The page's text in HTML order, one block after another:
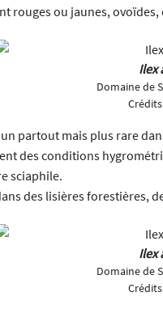
rouges ou jaunes,
Ilex
Domaine de
partout mais plus rare
des conditions
sciaphile.
des lisières forestières,
Ilex
Domaine de